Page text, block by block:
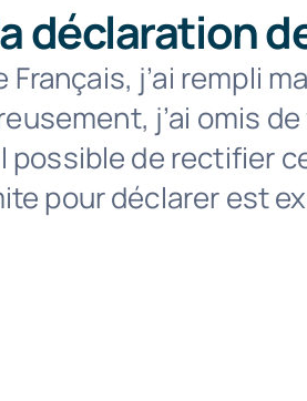
déclaration
j’ai rempli
j’ai omis
possible de rectifier
pour déclarer est